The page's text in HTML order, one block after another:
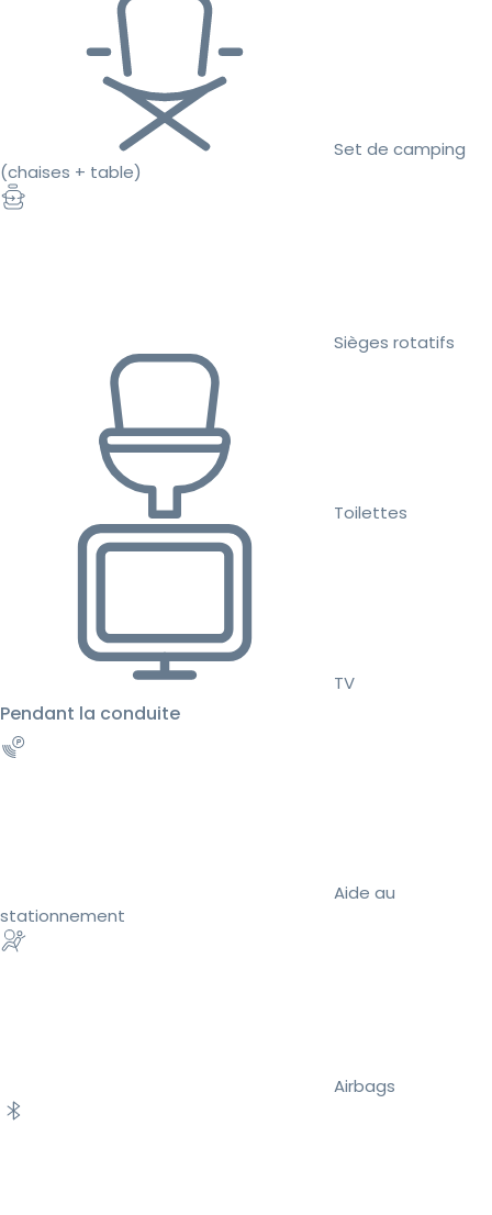
Set de camping
(chaises + table)
Sièges rotatifs
Toilettes
TV
Pendant la conduite
Aide au
stationnement
Airbags